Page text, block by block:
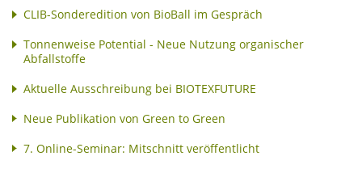
CLIB-Sonderedition von BioBall im Gespräch
Tonnenweise Potential - Neue Nutzung organischer
Abfallstoffe
Aktuelle Ausschreibung bei BIOTEXFUTURE
Neue Publikation von Green to Green
7. Online-Seminar: Mitschnitt veröffentlicht